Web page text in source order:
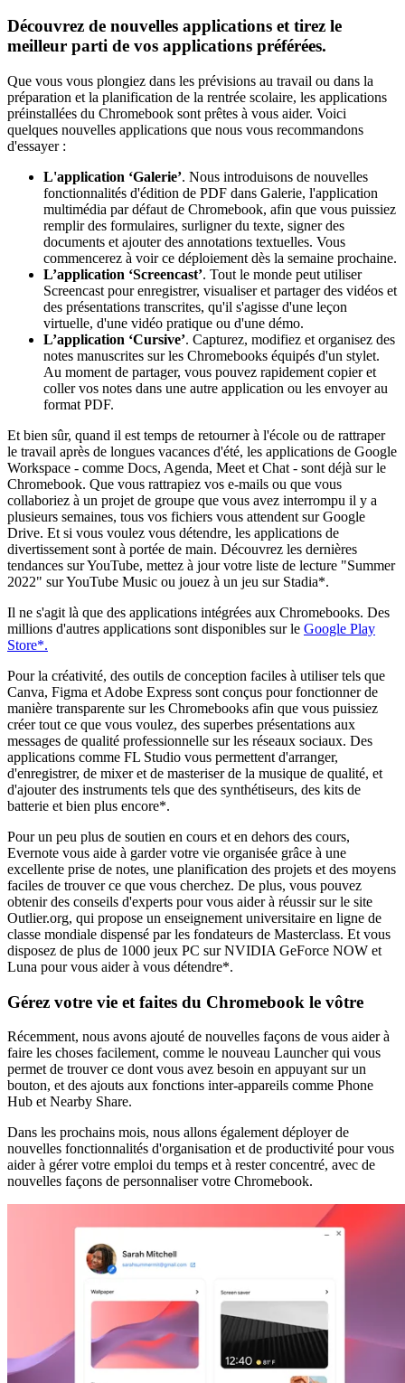
Découvrez de nouvelles applications et tirez le
meilleur parti de vos applications préférées.
Que vous vous plongiez dans les prévisions au travail ou dans la
préparation et la planification de la rentrée scolaire, les applications
préinstallées du Chromebook sont prêtes à vous aider. Voici
quelques nouvelles applications que nous vous recommandons
d'essayer :
L'application ‘Galerie’. Nous introduisons de nouvelles
fonctionnalités d'édition de PDF dans Galerie, l'application
multimédia par défaut de Chromebook, afin que vous puissiez
remplir des formulaires, surligner du texte, signer des
documents et ajouter des annotations textuelles. Vous
commencerez à voir ce déploiement dès la semaine prochaine.
L’application ‘Screencast’. Tout le monde peut utiliser
Screencast pour enregistrer, visualiser et partager des vidéos et
des présentations transcrites, qu'il s'agisse d'une leçon
virtuelle, d'une vidéo pratique ou d'une démo.
L’application ‘Cursive’. Capturez, modifiez et organisez des
notes manuscrites sur les Chromebooks équipés d'un stylet.
Au moment de partager, vous pouvez rapidement copier et
coller vos notes dans une autre application ou les envoyer au
format PDF.
Et bien sûr, quand il est temps de retourner à l'école ou de rattraper
le travail après de longues vacances d'été, les applications de Google
Workspace - comme Docs, Agenda, Meet et Chat - sont déjà sur le
Chromebook. Que vous rattrapiez vos e-mails ou que vous
collaboriez à un projet de groupe que vous avez interrompu il y a
plusieurs semaines, tous vos fichiers vous attendent sur Google
Drive. Et si vous voulez vous détendre, les applications de
divertissement sont à portée de main. Découvrez les dernières
tendances sur YouTube, mettez à jour votre liste de lecture "Summer
2022" sur YouTube Music ou jouez à un jeu sur Stadia*.
Il ne s'agit là que des applications intégrées aux Chromebooks. Des
millions d'autres applications sont disponibles sur le Google Play
Store*.
Pour la créativité, des outils de conception faciles à utiliser tels que
Canva, Figma et Adobe Express sont conçus pour fonctionner de
manière transparente sur les Chromebooks afin que vous puissiez
créer tout ce que vous voulez, des superbes présentations aux
messages de qualité professionnelle sur les réseaux sociaux. Des
applications comme FL Studio vous permettent d'arranger,
d'enregistrer, de mixer et de masteriser de la musique de qualité, et
d'ajouter des instruments tels que des synthétiseurs, des kits de
batterie et bien plus encore*.
Pour un peu plus de soutien en cours et en dehors des cours,
Evernote vous aide à garder votre vie organisée grâce à une
excellente prise de notes, une planification des projets et des moyens
faciles de trouver ce que vous cherchez. De plus, vous pouvez
obtenir des conseils d'experts pour vous aider à réussir sur le site
Outlier.org, qui propose un enseignement universitaire en ligne de
classe mondiale dispensé par les fondateurs de Masterclass. Et vous
disposez de plus de 1000 jeux PC sur NVIDIA GeForce NOW et
Luna pour vous aider à vous détendre*.
Gérez votre vie et faites du Chromebook le vôtre
Récemment, nous avons ajouté de nouvelles façons de vous aider à
faire les choses facilement, comme le nouveau Launcher qui vous
permet de trouver ce dont vous avez besoin en appuyant sur un
bouton, et des ajouts aux fonctions inter-appareils comme Phone
Hub et Nearby Share.
Dans les prochains mois, nous allons également déployer de
nouvelles fonctionnalités d'organisation et de productivité pour vous
aider à gérer votre emploi du temps et à rester concentré, avec de
nouvelles façons de personnaliser votre Chromebook.